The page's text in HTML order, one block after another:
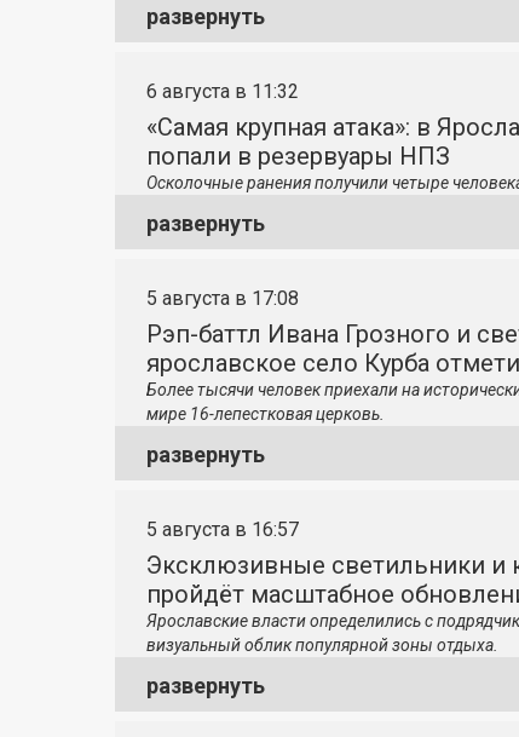
развернуть
6 августа в 11:32
«Самая крупная атака»: в
попали в резервуары НПЗ
Осколочные ранения получили четыре
развернуть
5 августа в 17:08
Рэп-баттл Ивана Грозного и
ярославское село Курба
Более тысячи человек приехали на
мире 16-лепестковая церковь.
развернуть
5 августа в 16:57
Эксклюзивные светильники и
пройдёт масштабное
Ярославские власти определились с
визуальный облик популярной зоны отдыха.
развернуть